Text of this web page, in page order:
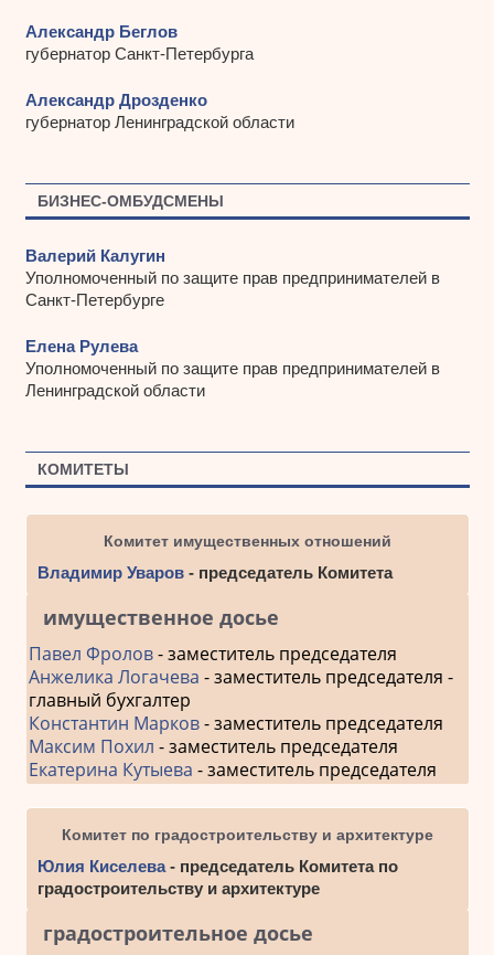
Александр Беглов
губернатор Санкт-Петербурга
Александр Дрозденко
губернатор Ленинградской области
БИЗНЕС-ОМБУДСМЕНЫ
Валерий Калугин
Уполномоченный по защите прав предпринимателей в
Санкт-Петербурге
Елена Рулева
Уполномоченный по защите прав предпринимателей в
Ленинградской области
КОМИТЕТЫ
Комитет имущественных отношений
Владимир Уваров- председатель Комитета
имущественное досье
Павел Фролов- заместитель председателя
Анжелика Логачева - заместитель председателя -
главный бухгалтер
Константин Марков- заместитель председателя
Максим Похил - заместитель председателя
Екатерина Кутыева - заместитель председателя
Комитет по градостроительству и архитектуре
Юлия Киселева- председатель Комитета по
градостроительству и архитектуре
градостроительное досье